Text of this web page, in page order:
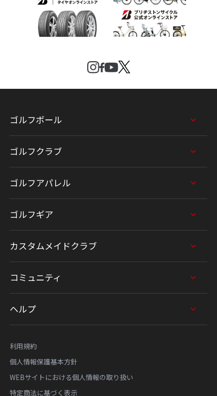
ゴルフボール
ゴルフクラブ
ゴルフアパレル
ゴルフギア
カスタムメイドクラブ
コミュニティ
ヘルプ
利用規約
個人情報保護基本方針
WEBサイトにおける個人情報の取り扱い
特定商法に基づく表示